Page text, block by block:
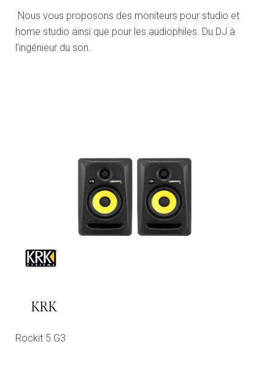
Nous vous proposons des moniteurs pour studio et
home studio ainsi que pour les audiophiles. Du DJ à
l'ingénieur du son.
KRK
Rockit 5 G3